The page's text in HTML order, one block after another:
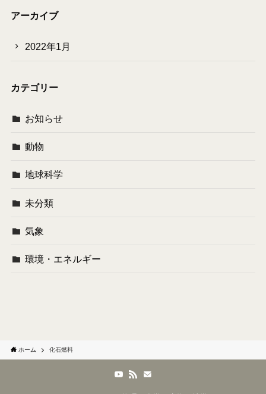
アーカイブ
2022年1月
カテゴリー
お知らせ
動物
地球科学
未分類
気象
環境・エネルギー
ホーム 化石燃料